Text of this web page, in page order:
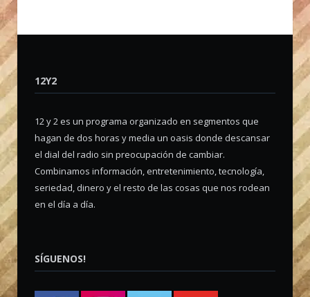
12Y2
12 y 2 es un programa organizado en segmentos que
hagan de dos horas y media un oasis donde descansar
el dial del radio sin preocupación de cambiar.
Combinamos información, entretenimiento, tecnología,
seriedad, dinero y el resto de las cosas que nos rodean
en el día a día.
SÍGUENOS!